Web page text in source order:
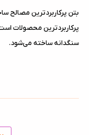
بتن پرکاربردترین مصالح
پرکاربردترین محصولات
سنگدانه ساخته می‌شود.